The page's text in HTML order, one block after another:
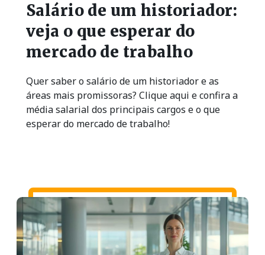
Salário de um historiador:
veja o que esperar do
mercado de trabalho
Quer saber o salário de um historiador e as
áreas mais promissoras? Clique aqui e confira a
média salarial dos principais cargos e o que
esperar do mercado de trabalho!